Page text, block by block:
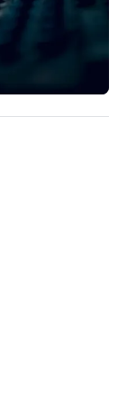
engaging information